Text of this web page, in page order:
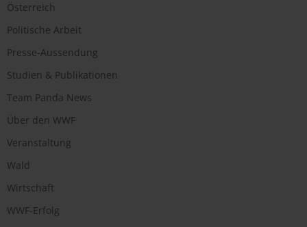
Österreich
Politische Arbeit
Presse-Aussendung
Studien & Publikationen
Team Panda News
Über den WWF
Veranstaltung
Wald
Wirtschaft
WWF-Erfolg